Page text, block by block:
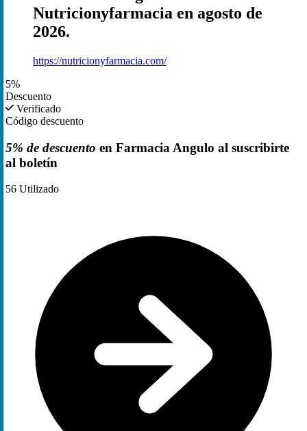
Nutricionyfarmacia en agosto de
2026.
https://nutricionyfarmacia.com/
5%
Descuento
Verificado
Código descuento
5% de descuento en Farmacia Angulo al suscribirte
al boletín
56 Utilizado